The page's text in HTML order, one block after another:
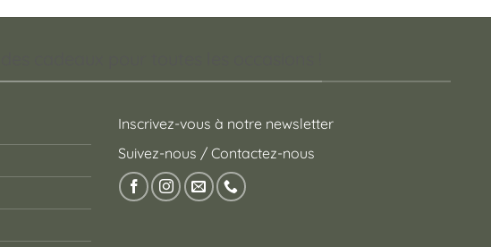
Inscrivez-vous à notre newsletter
Suivez-nous / Contactez-nous